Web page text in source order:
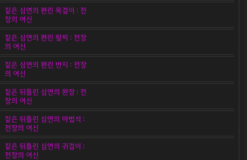
짙은 심연의 편린 목걸이 : 전
장의 여신
짙은 심연의 편린 팔찌 : 전장
의 여신
짙은 심연의 편린 반지 : 전장
의 여신
짙은 뒤틀린 심연의 완장 : 전
장의 여신
짙은 뒤틀린 심연의 마법석 :
전장의 여신
짙은 뒤틀린 심연의 귀걸이 :
전장의 여신